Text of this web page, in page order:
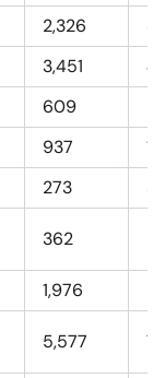
2,326
3,451
609
937
273
362
1,976
5,577